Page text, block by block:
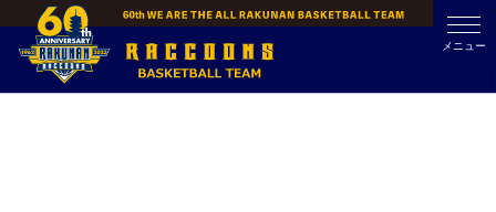
content
メニュー